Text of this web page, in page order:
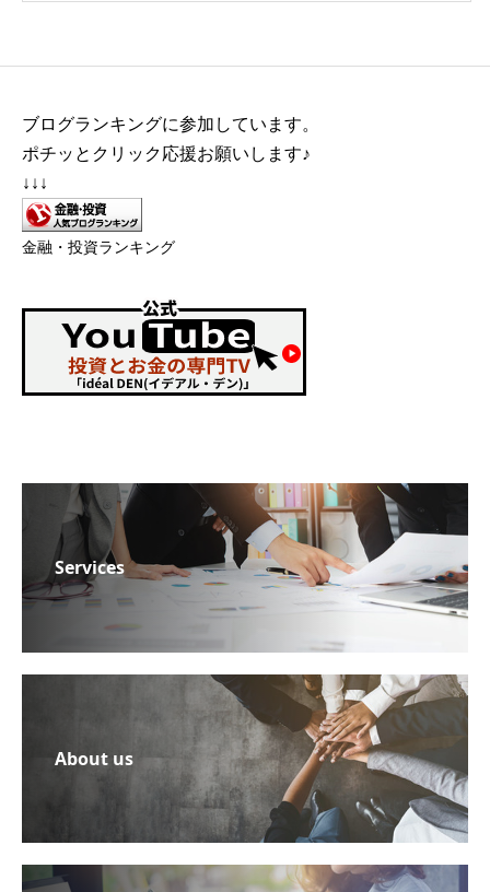
ブログランキングに参加しています。
ポチッとクリック応援お願いします♪
↓↓↓
金融・投資ランキング
Services
About us